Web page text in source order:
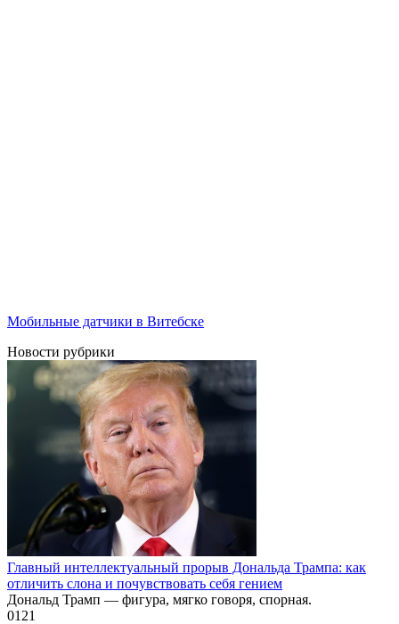
Мобильные датчики в Витебске
Новости рубрики
Главный интеллектуальный прорыв Дональда Трампа: как
отличить слона и почувствовать себя гением
Дональд Трамп — фигура, мягко говоря, спорная.
0121